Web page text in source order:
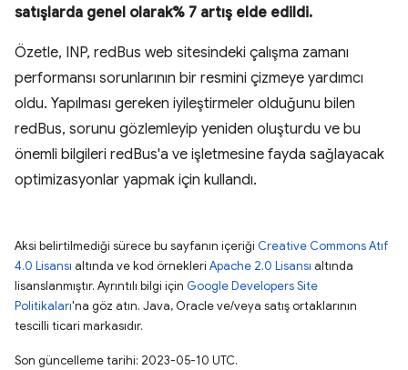
satışlarda genel olarak% 7 artış elde edildi.
Özetle, INP, redBus web sitesindeki çalışma zamanı
performansı sorunlarının bir resmini çizmeye yardımcı
oldu. Yapılması gereken iyileştirmeler olduğunu bilen
redBus, sorunu gözlemleyip yeniden oluşturdu ve bu
önemli bilgileri redBus'a ve işletmesine fayda sağlayacak
optimizasyonlar yapmak için kullandı.
Aksi belirtilmediği sürece bu sayfanın içeriği Creative Commons Atıf
4.0 Lisansı altında ve kod örnekleri Apache 2.0 Lisansı altında
lisanslanmıştır. Ayrıntılı bilgi için Google Developers Site
Politikaları'na göz atın. Java, Oracle ve/veya satış ortaklarının
tescilli ticari markasıdır.
Son güncelleme tarihi: 2023-05-10 UTC.